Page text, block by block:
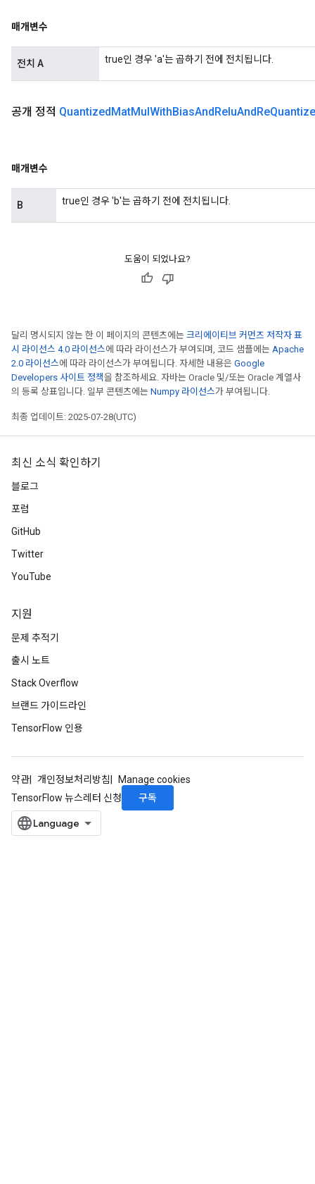
매개변수
전치 A true인 경우 'a'는 곱하기 전에 전치됩니다.
공개 정적 QuantizedMatMulWithBiasAndReluAndReQuantize
매개변수
B true인 경우 'b'는 곱하기 전에 전치됩니다.
도움이 되었나요?
달리 명시되지 않는 한 이 페이지의 콘텐츠에는 크리에이티브 커먼즈 저작자 표
시 라이선스 4.0 라이선스에 따라 라이선스가 부여되며, 코드 샘플에는 Apache
2.0 라이선스에 따라 라이선스가 부여됩니다. 자세한 내용은 Google
Developers 사이트 정책을 참조하세요. 자바는 Oracle 및/또는 Oracle 계열사
의 등록 상표입니다. 일부 콘텐츠에는 Numpy 라이선스가 부여됩니다.
최종 업데이트: 2025-07-28(UTC)
최신 소식 확인하기
블로그
포럼
GitHub
Twitter
YouTube
지원
문제 추적기
출시 노트
Stack Overflow
브랜드 가이드라인
TensorFlow 인용
약관 개인정보처리방침
Manage cookies
TensorFlow 뉴스레터 신청
구독